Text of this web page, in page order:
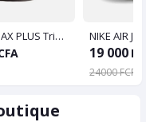
NIKE AIR MAX PLUS Triple Black
19 000
24000 FCFA